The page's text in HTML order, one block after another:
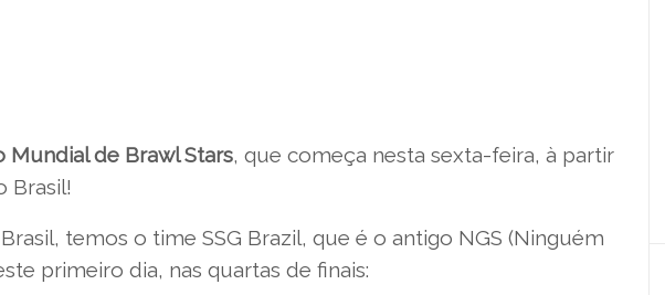
Mundial de Brawl Stars, que começa nesta sexta-feira, à partir
Brasil!
temos o time SSG Brazil, que é o antigo NGS (Ninguém
primeiro dia, nas quartas de finais: